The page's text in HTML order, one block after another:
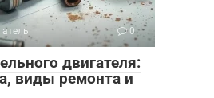
0
двигателя:
виды ремонта и